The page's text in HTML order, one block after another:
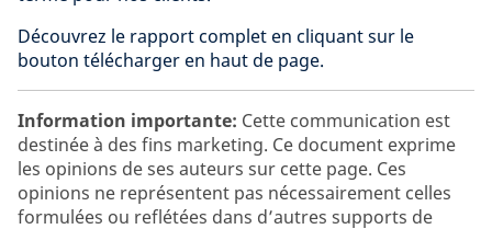
Découvrez le rapport complet en cliquant sur le
bouton télécharger en haut de page.
Information importante: Cette communication est
destinée à des fins marketing. Ce document exprime
les opinions de ses auteurs sur cette page. Ces
opinions ne représentent pas nécessairement celles
formulées ou reflétées dans d’autres supports de